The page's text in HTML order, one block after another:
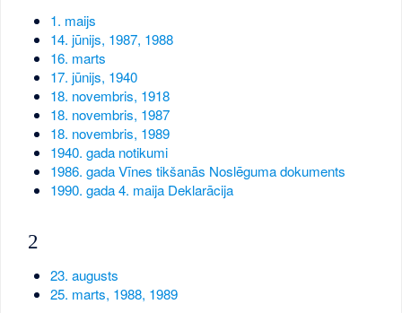
1. maijs
14. jūnijs, 1987, 1988
16. marts
17. jūnijs, 1940
18. novembris, 1918
18. novembris, 1987
18. novembris, 1989
1940. gada notikumi
1986. gada Vīnes tikšanās Noslēguma dokuments
1990. gada 4. maija Deklarācija
2
23. augusts
25. marts, 1988, 1989